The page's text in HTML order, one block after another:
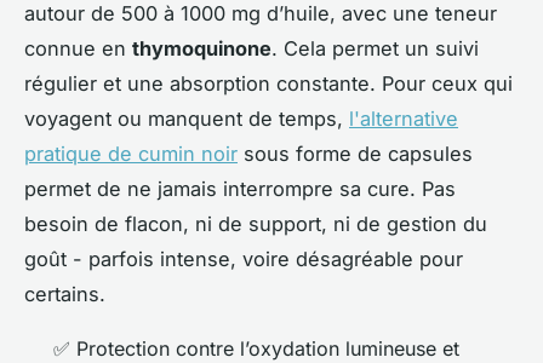
autour de 500 à 1000 mg d’huile, avec une teneur
connue en thymoquinone. Cela permet un suivi
régulier et une absorption constante. Pour ceux qui
voyagent ou manquent de temps, l'alternative
pratique de cumin noir sous forme de capsules
permet de ne jamais interrompre sa cure. Pas
besoin de flacon, ni de support, ni de gestion du
goût - parfois intense, voire désagréable pour
certains.
✅ Protection contre l’oxydation lumineuse et